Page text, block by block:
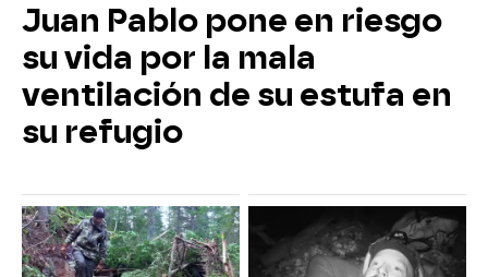
Juan Pablo pone en riesgo
su vida por la mala
ventilación de su estufa en
su refugio